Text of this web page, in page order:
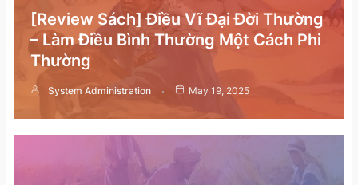
[Review Sách] Điều Vĩ Đại Đời Thường
– Làm Điều Bình Thường Một Cách Phi
Thường
System Administration May 19, 2025